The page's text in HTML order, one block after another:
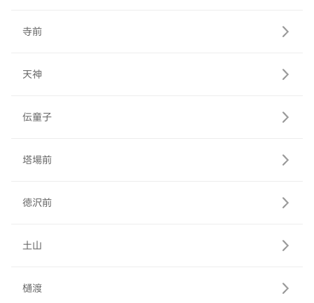
寺前
天神
伝童子
塔場前
徳沢前
土山
樋渡